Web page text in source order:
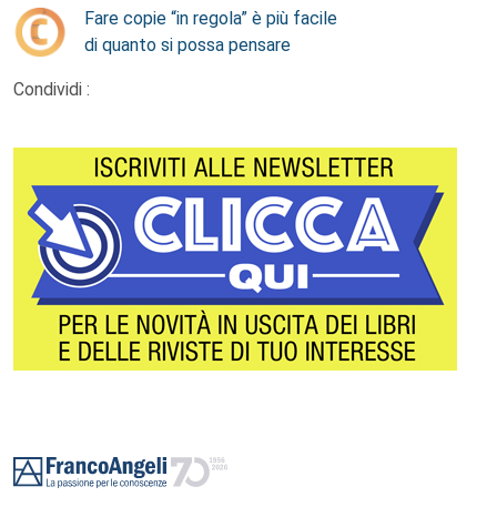
Fare copie “in regola” è più facile
di quanto si possa pensare
Condividi :